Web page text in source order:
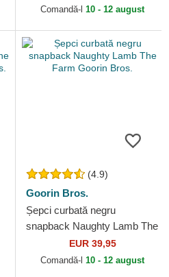
Comandă-l 10 - 12 august
(4.9)
Goorin Bros.
Șepci curbată negru
snapback Naughty Lamb The
Farm Goorin Bros.
EUR 39,95
Comandă-l 10 - 12 august